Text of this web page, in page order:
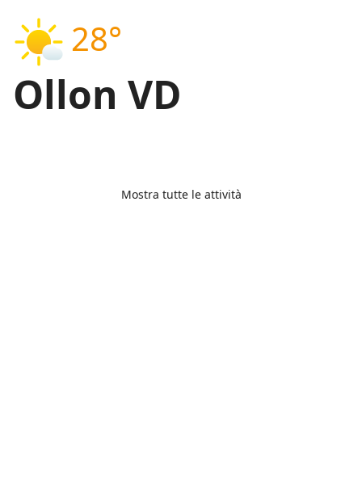
28°
Ollon VD
Mostra tutte le attività